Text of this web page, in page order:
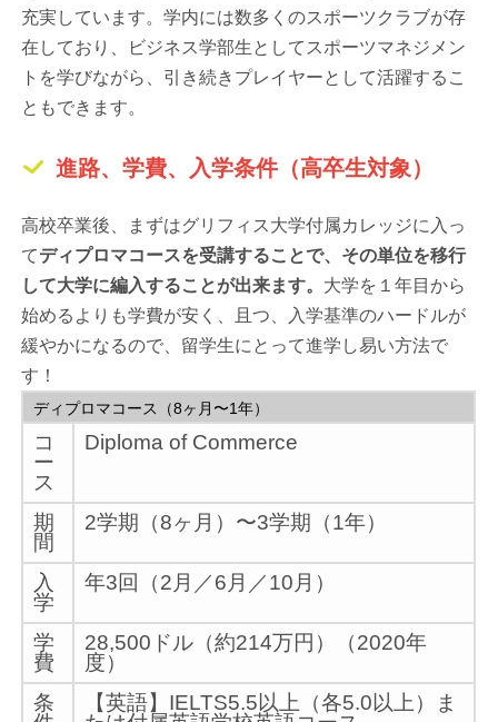
充実しています。学内には数多くのスポーツクラブが存
在しており、ビジネス学部生としてスポーツマネジメン
トを学びながら、引き続きプレイヤーとして活躍するこ
ともできます。
進路、学費、入学条件（高卒生対象）
高校卒業後、まずはグリフィス大学付属カレッジに入っ
てディプロマコースを受講することで、その単位を移行
して大学に編入することが出来ます。 大学を１年目から
始めるよりも学費が安く、且つ、入学基準のハードルが
緩やかになるので、留学生にとって進学し易い方法で
す！
ディプロマコース（8ヶ月〜1年）
コ
ー
ス
Diploma of Commerce
期
間
2学期（8ヶ月）〜3学期（1年）
入
学
年3回（2月／6月／10月）
学
費
28,500ドル（約214万円）（2020年
度）
条
【英語】IELTS5.5以上（各5.0以上）ま